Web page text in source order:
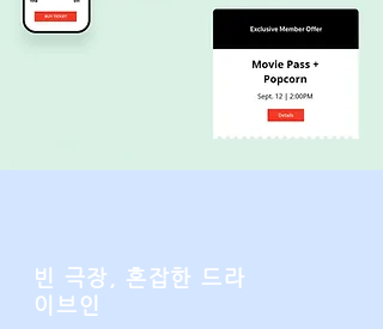
빈 극장, 혼잡한 드라
이브인